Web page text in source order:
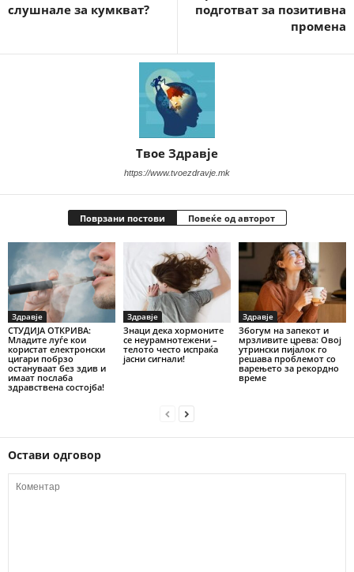
слушнале за кумкват?
подготват за позитивна
промена
Твое Здравје
https://www.tvoezdravje.mk
Поврзани постови Повеќе од авторот
Здравје
СТУДИЈА ОТКРИВА:
Младите луѓе кои
користат електронски
цигари побрзо
остануваат без здив и
имаат послаба
здравствена состојба!
Здравје
Знаци дека хормоните
се неурамнотежени –
телото често испраќа
јасни сигнали!
Здравје
Збогум на запекот и
мрзливите црева: Овој
утрински пијалок го
решава проблемот со
варењето за рекордно
време
Остави одговор